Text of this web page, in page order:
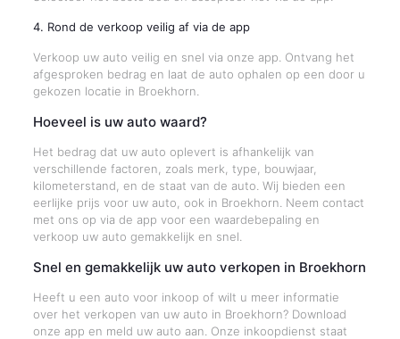
4. Rond de verkoop veilig af via de app
Verkoop uw auto veilig en snel via onze app. Ontvang het
afgesproken bedrag en laat de auto ophalen op een door u
gekozen locatie in Broekhorn.
Hoeveel is uw auto waard?
Het bedrag dat uw auto oplevert is afhankelijk van
verschillende factoren, zoals merk, type, bouwjaar,
kilometerstand, en de staat van de auto. Wij bieden een
eerlijke prijs voor uw auto, ook in Broekhorn. Neem contact
met ons op via de app voor een waardebepaling en
verkoop uw auto gemakkelijk en snel.
Snel en gemakkelijk uw auto verkopen in Broekhorn
Heeft u een auto voor inkoop of wilt u meer informatie
over het verkopen van uw auto in Broekhorn? Download
onze app en meld uw auto aan. Onze inkoopdienst staat